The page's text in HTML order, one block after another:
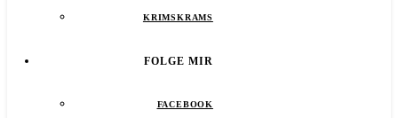
KRIMSKRAMS
FOLGE MIR
FACEBOOK